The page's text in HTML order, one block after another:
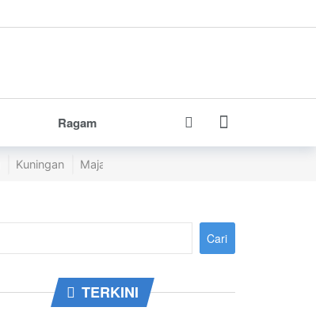
Ragam
Kuningan Majalengka
Cari
TERKINI